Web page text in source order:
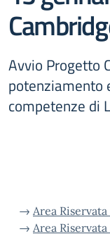
Avvio Progetto
potenziamento
competenze di
→ Area
→ Area